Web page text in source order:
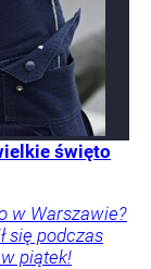
święto
w Warszawie?
się podczas
piątek!